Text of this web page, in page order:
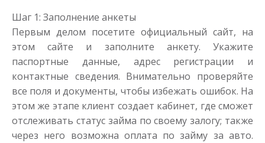
Шаг 1: Заполнение анкеты
Первым делом посетите официальный сайт, на
этом сайте и заполните анкету. Укажите
паспортные данные, адрес регистрации и
контактные сведения. Внимательно проверяйте
все поля и документы, чтобы избежать ошибок. На
этом же этапе клиент создает кабинет, где сможет
отслеживать статус займа по своему залогу; также
через него возможна оплата по займу за авто.